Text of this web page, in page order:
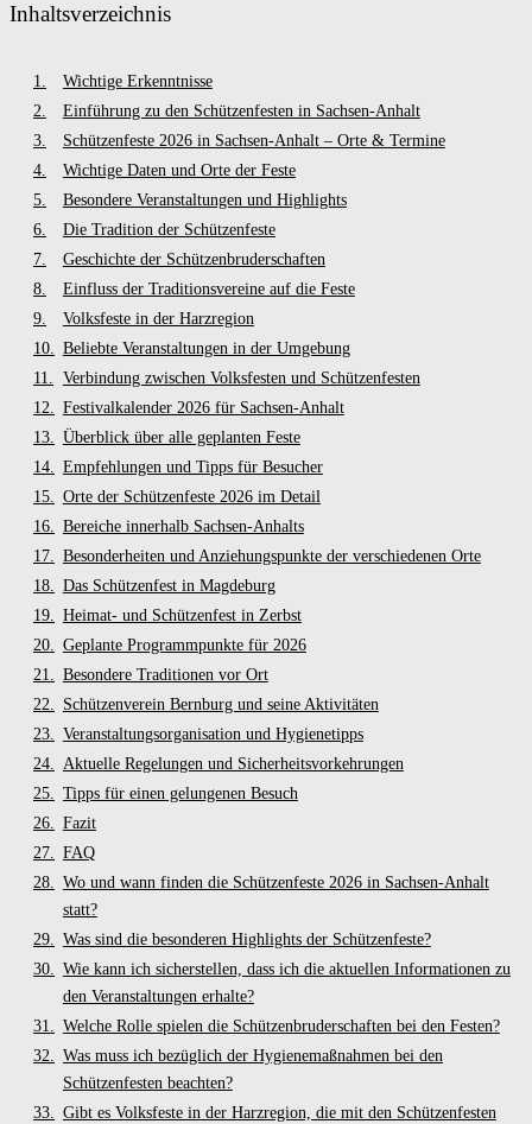
Inhaltsverzeichnis
Wichtige Erkenntnisse
Einführung zu den Schützenfesten in Sachsen-Anhalt
Schützenfeste 2026 in Sachsen-Anhalt – Orte & Termine
Wichtige Daten und Orte der Feste
Besondere Veranstaltungen und Highlights
Die Tradition der Schützenfeste
Geschichte der Schützenbruderschaften
Einfluss der Traditionsvereine auf die Feste
Volksfeste in der Harzregion
Beliebte Veranstaltungen in der Umgebung
Verbindung zwischen Volksfesten und Schützenfesten
Festivalkalender 2026 für Sachsen-Anhalt
Überblick über alle geplanten Feste
Empfehlungen und Tipps für Besucher
Orte der Schützenfeste 2026 im Detail
Bereiche innerhalb Sachsen-Anhalts
Besonderheiten und Anziehungspunkte der verschiedenen Orte
Das Schützenfest in Magdeburg
Heimat- und Schützenfest in Zerbst
Geplante Programmpunkte für 2026
Besondere Traditionen vor Ort
Schützenverein Bernburg und seine Aktivitäten
Veranstaltungsorganisation und Hygienetipps
Aktuelle Regelungen und Sicherheitsvorkehrungen
Tipps für einen gelungenen Besuch
Fazit
FAQ
Wo und wann finden die Schützenfeste 2026 in Sachsen-Anhalt
statt?
Was sind die besonderen Highlights der Schützenfeste?
Wie kann ich sicherstellen, dass ich die aktuellen Informationen zu
den Veranstaltungen erhalte?
Welche Rolle spielen die Schützenbruderschaften bei den Festen?
Was muss ich bezüglich der Hygienemaßnahmen bei den
Schützenfesten beachten?
Gibt es Volksfeste in der Harzregion, die mit den Schützenfesten